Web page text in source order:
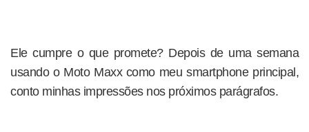
Ele cumpre o que promete? Depois de uma semana
usando o Moto Maxx como meu smartphone principal,
conto minhas impressões nos próximos parágrafos.